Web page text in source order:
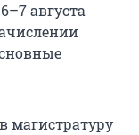
августа
магистратуру